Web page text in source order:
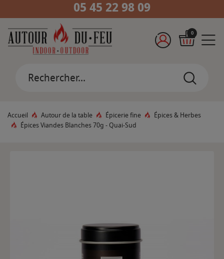
05 45 22 98 09
0
Accueil Autour de la table Épicerie fine
Épices & Herbes
Épices Viandes Blanches 70g - Quai-Sud